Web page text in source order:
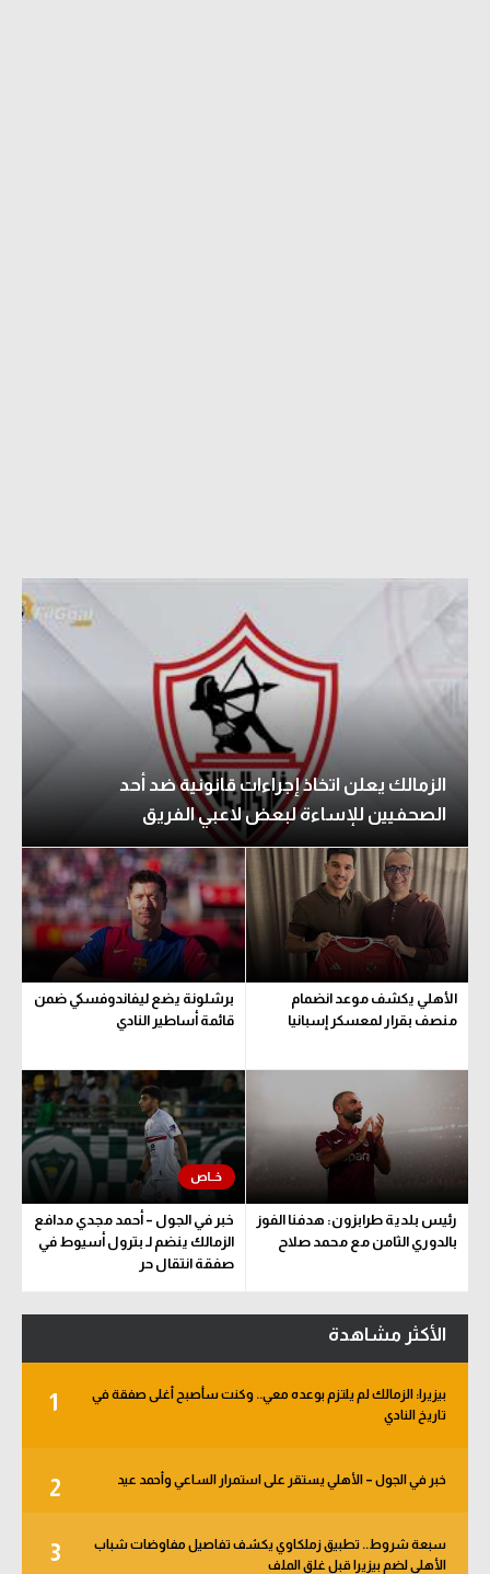
الزمالك يعلن اتخاذ إجراءات قانونية ضد أحد
الصحفيين للإساءة لبعض لاعبي الفريق
الأهلي يكشف موعد انضمام
منصف بقرار لمعسكر إسبانيا
برشلونة يضع ليفاندوفسكي ضمن
قائمة أساطير النادي
رئيس بلدية طرابزون: هدفنا الفوز
بالدوري الثامن مع محمد صلاح
خبر في الجول – أحمد مجدي مدافع
الزمالك ينضم لـ بترول أسيوط في
صفقة انتقال حر
الأكثر مشاهدة
1
بيزيرا: الزمالك لم يلتزم بوعده معي.. وكنت سأصبح أغلى صفقة في
تاريخ النادي
2 خبر في الجول – الأهلي يستقر على استمرار الساعي وأحمد عيد
3
سبعة شروط.. تطبيق زملكاوي يكشف تفاصيل مفاوضات شباب
الأهلي لضم بيزيرا قبل غلق الملف